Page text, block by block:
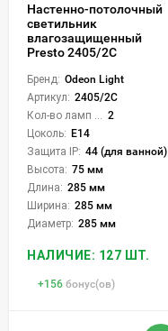
Настенно-потолочный
светильник
влагозащищенный
Presto 2405/2C
Бренд: Odeon Light
Артикул: 2405/2C
2
Цоколь: E14
Защита IP: 44 (для ванной)
Высота: 75 мм
Длина: 285 мм
Ширина: 285 мм
Диаметр: 285 мм
НАЛИЧИЕ: 127 ШТ.
+156 бонус(ов)